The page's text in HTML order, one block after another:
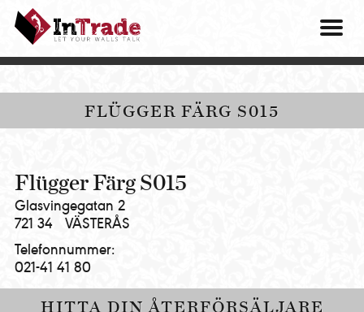
Intrade
ITG
AB
|
your
talk
FLÜGGER FÄRG S015
Flügger Färg S015
Glasvingegatan 2
721 34
VÄSTERÅS
Telefonnummer:
021-41 41 80
HITTA DIN ÅTERFÖRSÄLJARE
OM
VÅRA
HITTA